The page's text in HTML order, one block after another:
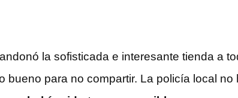
la sofisticada e interesante tienda
bueno para no compartir. La policía local